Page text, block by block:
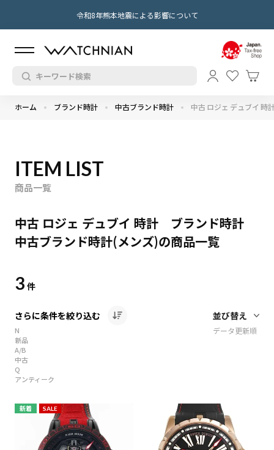
令和8年熊本地震による影響について
ホーム ブランド時計 中古ブランド時計 中古 ロジェ デュブイ 時
ITEM LIST
商品一覧
中古 ロジェ デュブイ 時計 ブランド時計
中古ブランド時計(メンズ)の商品一覧
3 件
さらに条件を絞り込む
N
新品
A/B
中古
Q
アンティーク
データ更新順
新着 SALE